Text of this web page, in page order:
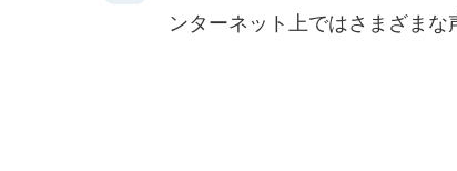
ンターネット上ではさまざまな